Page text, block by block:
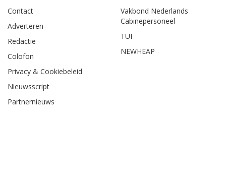
Contact
Adverteren
Redactie
Colofon
Privacy & Cookiebeleid
Nieuwsscript
Partnernieuws
Vakbond Nederlands
Cabinepersoneel
TUI
NEWHEAP